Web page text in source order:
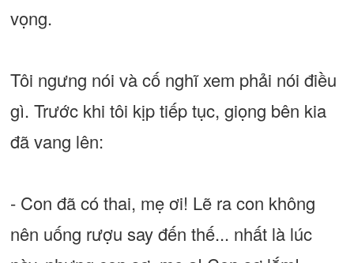
vọng.
Tôi ngưng nói và cố nghĩ xem phải nói điều
gì. Trước khi tôi kịp tiếp tục, giọng bên kia
đã vang lên:
- Con đã có thai, mẹ ơi! Lẽ ra con không
nên uống rượu say đến thế... nhất là lúc